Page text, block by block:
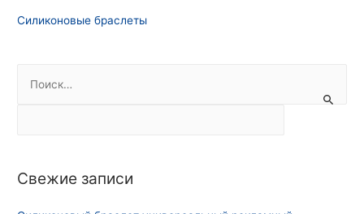
Силиконовые браслеты
:Свежие записи